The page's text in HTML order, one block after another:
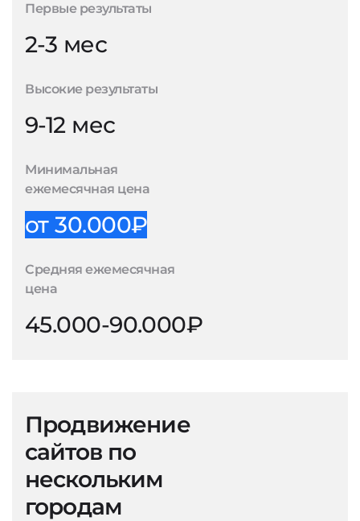
Первые результаты
2-3 мес
Высокие результаты
9-12 мес
Минимальная
ежемесячная цена
от 30.000₽
Средняя ежемесячная
цена
45.000-90.000₽
Продвижение
сайтов по
нескольким
городам